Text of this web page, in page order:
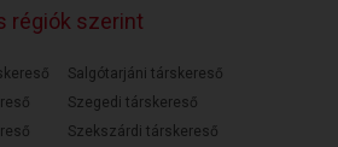
régiók szerint
Salgótarjáni társkereső
Szegedi társkereső
Szekszárdi társkereső